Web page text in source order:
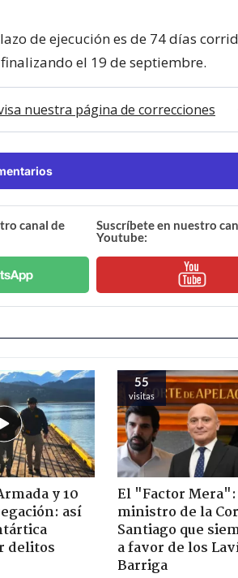
de ejecución es de 74 días
el 19 de septiembre.
nuestra página de correcciones
canal de
Suscríbete en nuestro
Youtube:
y 10
así
delitos
55
visitas
El "Factor
ministro de la
Santiago que
a favor de los
Barriga